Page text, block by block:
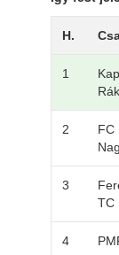
H.
1
2
FC
3
TC
4